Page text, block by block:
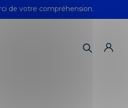
de votre compréhension.